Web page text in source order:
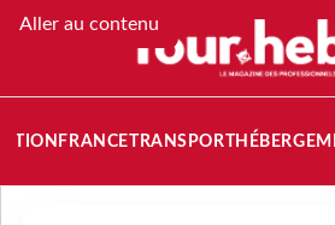
Aller au contenu
FRANCETRANSPORT